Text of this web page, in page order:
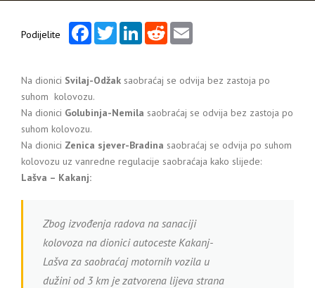
Podijelite
FacebookTwitterLinkedInReddit
Na dionici Svilaj-Odžak saobraćaj se odvija bez zastoja po
suhom kolovozu.
Na dionici Golubinja-Nemila saobraćaj se odvija bez zastoja po
suhom kolovozu.
Na dionici Zenica sjever-Bradina saobraćaj se odvija po suhom
kolovozu uz vanredne regulacije saobraćaja kako slijede:
Lašva – Kakanj:
Zbog izvođenja radova na sanaciji
kolovoza na dionici autoceste Kakanj-
Lašva za saobraćaj motornih vozila u
dužini od 3 km je zatvorena lijeva strana